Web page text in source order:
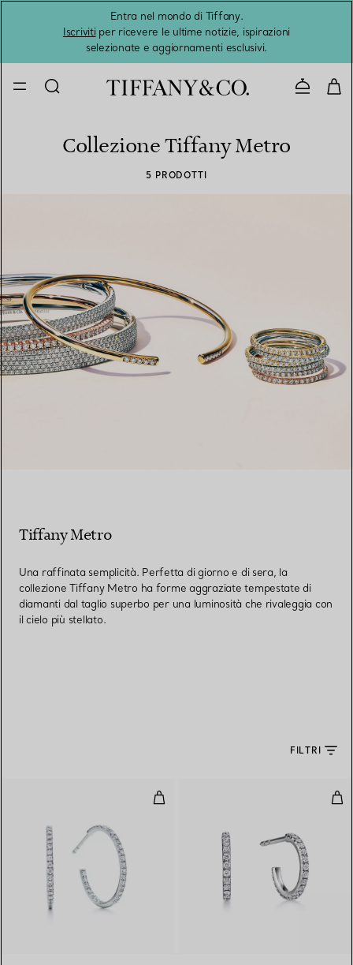
Entra nel mondo di Tiffany.
Iscrivitiper ricevere le ultime notizie, ispirazioni
selezionate e aggiornamenti esclusivi.
Collezione Tiffany Metro
5 PRODOTTI
Tiffany Metro
Una raffinata semplicità. Perfetta di giorno e di sera, la
collezione Tiffany Metro ha forme aggraziate tempestate di
diamanti dal taglio superbo per una luminosità che rivaleggia con
il cielo più stellato.
FILTRI
Orecchini a cerchio